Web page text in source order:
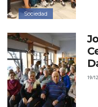
Sociedad
19/